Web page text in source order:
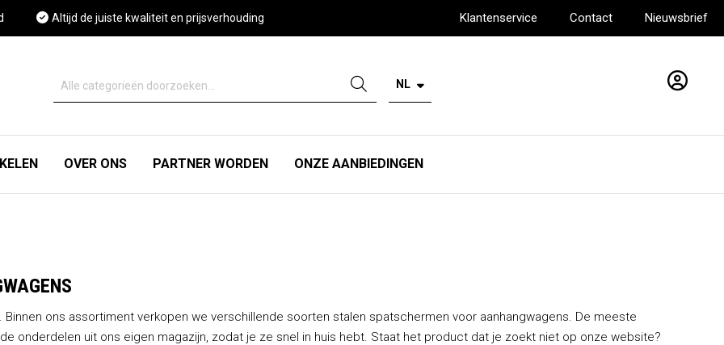
Altijd de juiste kwaliteit en prijsverhouding Klantenservice Contact Nieuwsbrief
NL
OVER ONS PARTNER WORDEN ONZE AANBIEDINGEN
ons assortiment verkopen we verschillende soorten stalen spatschermen voor aanhangwagens. De meeste
onderdelen uit ons eigen magazijn, zodat je ze snel in huis hebt. Staat het product dat je zoekt niet op onze website?